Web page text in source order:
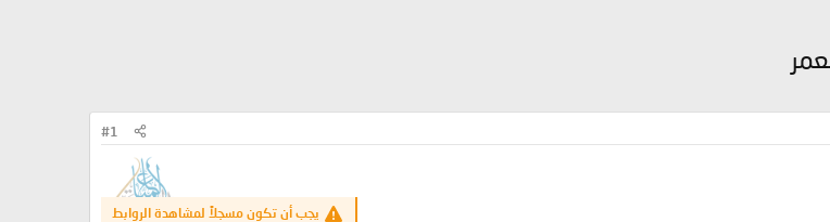
#1
يجب أن تكون مسجلاً لمشاهدة الروابط